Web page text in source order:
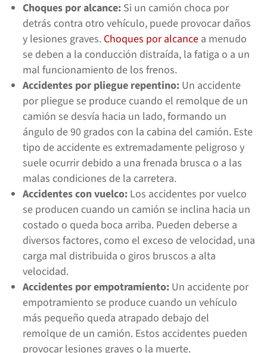
Choques por alcance: Si un camión choca por
detrás contra otro vehículo, puede provocar daños
y lesiones graves. Choques por alcance a menudo
se deben a la conducción distraída, la fatiga o a un
mal funcionamiento de los frenos.
Accidentes por pliegue repentino: Un accidente
por pliegue se produce cuando el remolque de un
camión se desvía hacia un lado, formando un
ángulo de 90 grados con la cabina del camión. Este
tipo de accidente es extremadamente peligroso y
suele ocurrir debido a una frenada brusca o a las
malas condiciones de la carretera.
Accidentes con vuelco: Los accidentes por vuelco
se producen cuando un camión se inclina hacia un
costado o queda boca arriba. Pueden deberse a
diversos factores, como el exceso de velocidad, una
carga mal distribuida o giros bruscos a alta
velocidad.
Accidentes por empotramiento: Un accidente por
empotramiento se produce cuando un vehículo
más pequeño queda atrapado debajo del
remolque de un camión. Estos accidentes pueden
provocar lesiones graves o la muerte.